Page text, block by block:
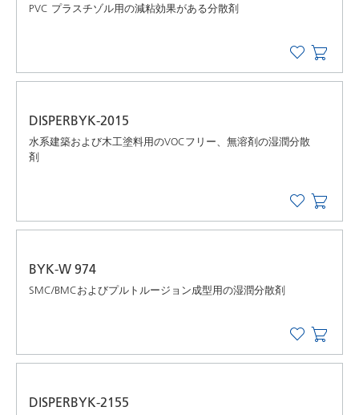
PVC プラスチゾル用の減粘効果がある分散剤
DISPERBYK-2015
水系建築および木工塗料用のVOCフリー、無溶剤の湿潤分散
剤
BYK-W 974
SMC/BMCおよびプルトルージョン成型用の湿潤分散剤
DISPERBYK-2155